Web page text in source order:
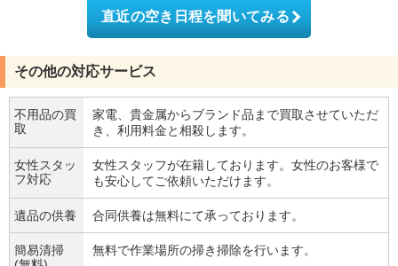
直近の空き日程を聞いてみる
その他の対応サービス
不用品の買
取
家電、貴金属からブランド品まで買取させていただ
き、利用料金と相殺します。
女性スタッ
フ対応
女性スタッフが在籍しております。女性のお客様で
も安心してご依頼いただけます。
遺品の供養 合同供養は無料にて承っております。
簡易清掃
無料で作業場所の掃き掃除を行います。